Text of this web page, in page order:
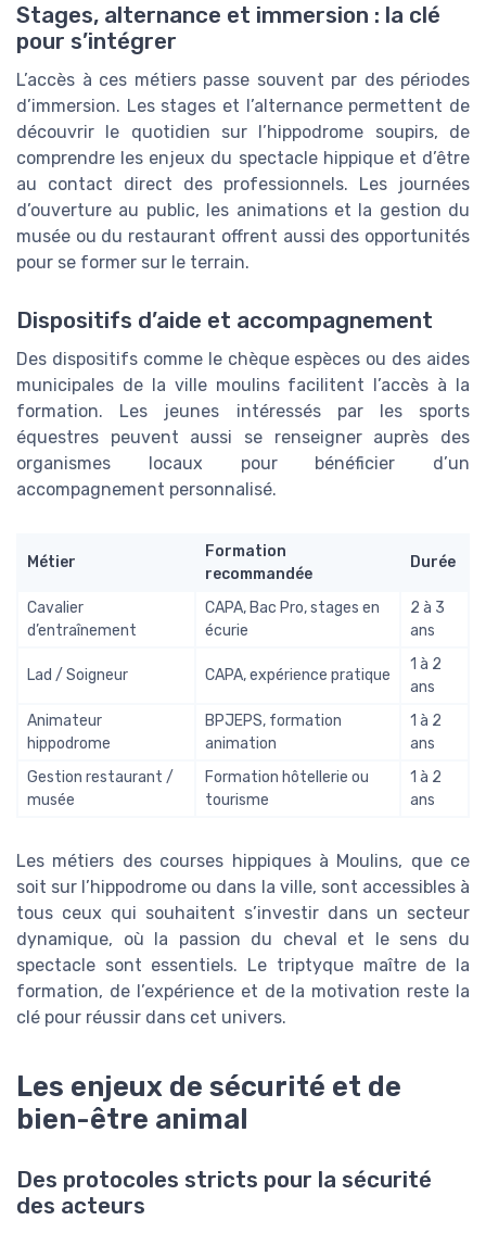
Stages, alternance et immersion : la clé
pour s’intégrer
L’accès à ces métiers passe souvent par des périodes
d’immersion. Les stages et l’alternance permettent de
découvrir le quotidien sur l’hippodrome soupirs, de
comprendre les enjeux du spectacle hippique et d’être
au contact direct des professionnels. Les journées
d’ouverture au public, les animations et la gestion du
musée ou du restaurant offrent aussi des opportunités
pour se former sur le terrain.
Dispositifs d’aide et accompagnement
Des dispositifs comme le chèque espèces ou des aides
municipales de la ville moulins facilitent l’accès à la
formation. Les jeunes intéressés par les sports
équestres peuvent aussi se renseigner auprès des
organismes locaux pour bénéficier d’un
accompagnement personnalisé.
Métier
Formation
recommandée
Durée
Cavalier
d’entraînement
CAPA, Bac Pro, stages en
écurie
2 à 3
ans
Lad / Soigneur CAPA, expérience pratique
1 à 2
ans
Animateur
hippodrome
BPJEPS, formation
animation
1 à 2
ans
Gestion restaurant /
musée
Formation hôtellerie ou
tourisme
1 à 2
ans
Les métiers des courses hippiques à Moulins, que ce
soit sur l’hippodrome ou dans la ville, sont accessibles à
tous ceux qui souhaitent s’investir dans un secteur
dynamique, où la passion du cheval et le sens du
spectacle sont essentiels. Le triptyque maître de la
formation, de l’expérience et de la motivation reste la
clé pour réussir dans cet univers.
Les enjeux de sécurité et de
bien-être animal
Des protocoles stricts pour la sécurité
des acteurs